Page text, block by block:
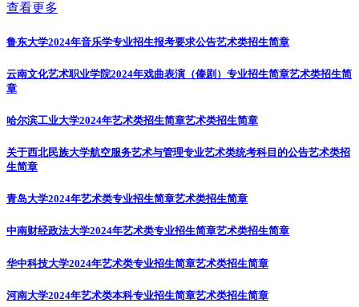
查看更多
鲁东大学2024年音乐学专业招生报考要求公告艺术类招生简章
云南文化艺术职业学院2024年戏曲表演（傣剧）专业招生简章艺术类招生简
章
哈尔滨工业大学2024年艺术类招生简章艺术类招生简章
关于西北民族大学航空服务艺术与管理专业艺术类统考科目的公告艺术类招
生简章
青岛大学2024年艺术类专业招生简章艺术类招生简章
中南财经政法大学2024年艺术类专业招生简章艺术类招生简章
华中科技大学2024年艺术类专业招生简章艺术类招生简章
河南大学2024年艺术类本科专业招生简章艺术类招生简章